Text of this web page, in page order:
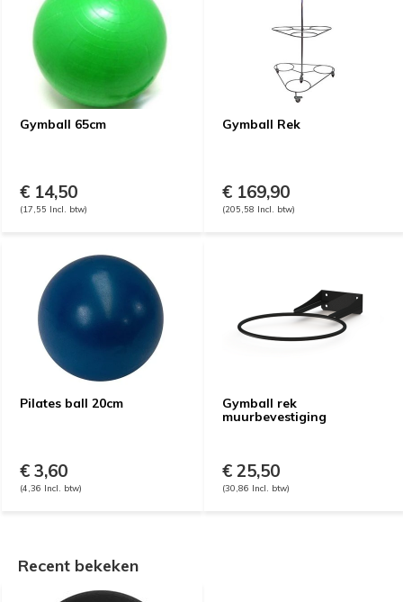
Gymball 65cm
€ 14,50
(17,55 Incl. btw)
Gymball Rek
€ 169,90
(205,58 Incl. btw)
Pilates ball 20cm
€ 3,60
(4,36 Incl. btw)
Gymball rek
muurbevestiging
€ 25,50
(30,86 Incl. btw)
Recent bekeken